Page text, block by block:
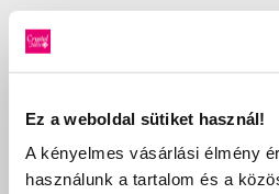
Ez a weboldal sütiket használ!
A kényelmes vásárlási élmény
használunk a tartalom és a